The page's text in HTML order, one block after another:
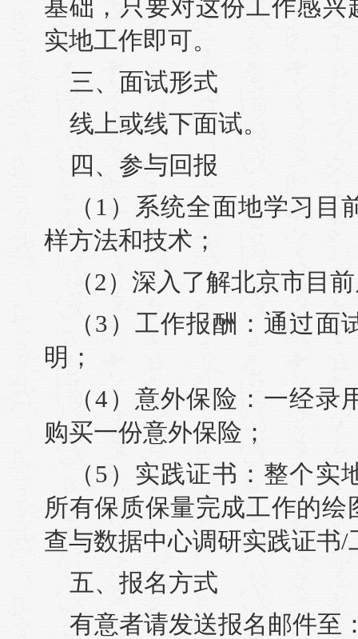
基础，只要对这份工作感
实地工作即可。
三、面试形式
线上或线下面试。
四、参与回报
（1）系统全面地学习
样方法和技术；
（2）深入了解北京市目
（3）工作报酬：通过
明；
（4）意外保险：一经
购买一份意外保险；
（5）实践证书：整个
所有保质保量完成工作的
查与数据中心调研实践证书/
五、报名方式
有意者请发送报名邮件至